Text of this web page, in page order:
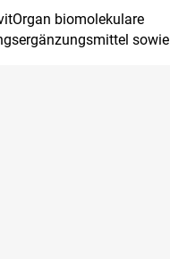
biomolekulare
sowie